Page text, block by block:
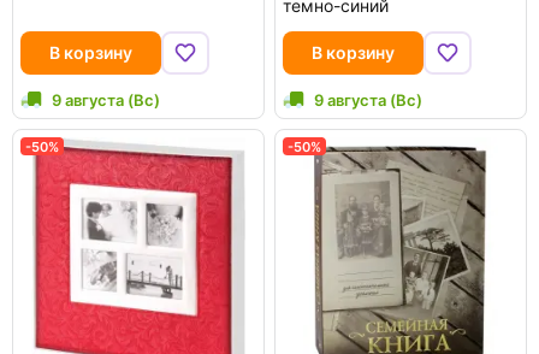
В корзину
9 августа (Вс)
темно-синий
В корзину
9 августа (Вс)
-50% -50%